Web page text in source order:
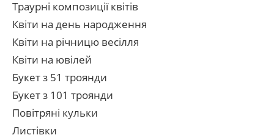
Траурні композиції квітів
Квіти на день народження
Квіти на річницю весілля
Квіти на ювілей
Букет з 51 троянди
Букет з 101 троянди
Повітряні кульки
Листівки